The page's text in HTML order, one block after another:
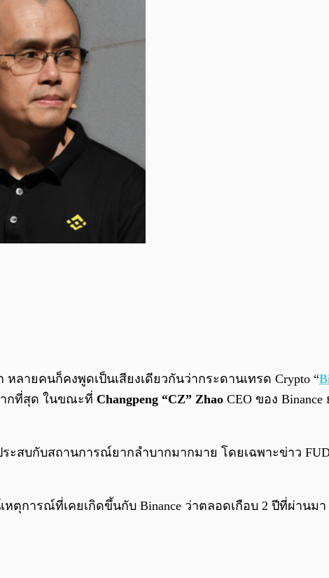
ายคนก็คงพูดเป็นเสียงเดียวกันว่ากระดานเทรด Crypto “
กที่สุด ในขณะที่ Changpeng “CZ” Zhao CEO ของ
ระสบกับสถานการณ์ยากลำบากมากมาย โดยเฉพาะข่าว
หตุการณ์ที่เคยเกิดขึ้นกับ Binance ว่าตลอดเกือบ 2 ปีที่ผ่านมา